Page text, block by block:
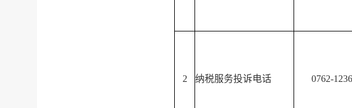
2 纳税服务投诉电话 0762-